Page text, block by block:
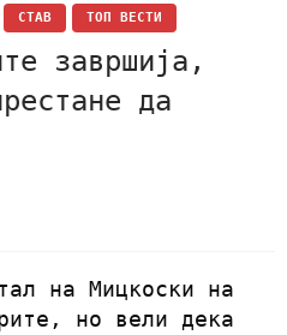
СТАВ ТОП ВЕСТИ
завршија,
да
на Мицкоски на
но вели дека